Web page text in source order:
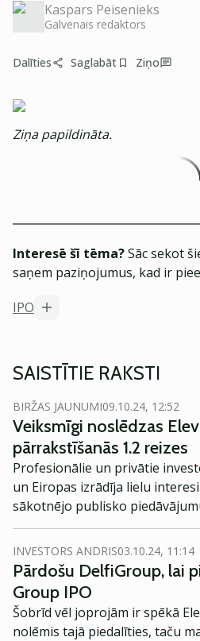
Kaspars Peisenieks
Galvenais redaktors
Dalīties Saglabāt Ziņo
Ziņa papildināta.
Interesē šī tēma?Sāc sekot
saņem paziņojumus, kad ir
IPO
SAISTĪTIE RAKSTI
BIRŽAS JAUNUMI09.10.24, 12:52
Veiksmīgi noslēdzas
pārrakstīšanās 1.2 reizes
Profesionālie un privātie
un Eiropas izrādīja lielu
sākotnējo publisko
uzņēmuma akcijām
kopējo summu 33 miljoni eiro.
uzņēmuma rīkotais IPO Latvijā.
INVESTORS ANDRIS03.10.24, 11:14
Pārdošu DelfiGroup, lai
Group IPO
Šobrīd vēl joprojām ir spēkā
nolēmis tajā piedalīties, taču